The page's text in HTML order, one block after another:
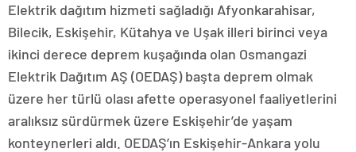
Elektrik dağıtım hizmeti sağladığı Afyonkarahisar,
Bilecik, Eskişehir, Kütahya ve Uşak illeri birinci veya
ikinci derece deprem kuşağında olan Osmangazi
Elektrik Dağıtım AŞ (OEDAŞ) başta deprem olmak
üzere her türlü olası afette operasyonel faaliyetlerini
aralıksız sürdürmek üzere Eskişehir’de yaşam
konteynerleri aldı. OEDAŞ’ın Eskişehir-Ankara yolu